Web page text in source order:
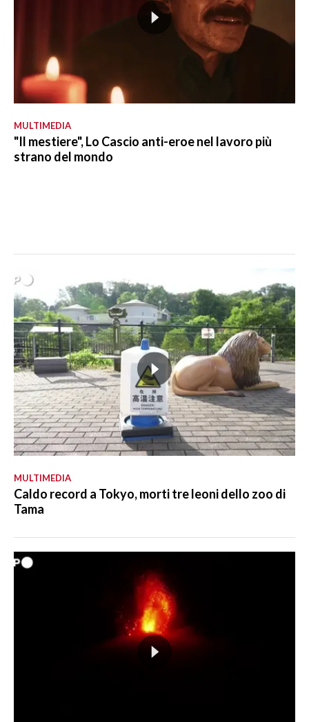
MULTIMEDIA
"Il mestiere", Lo Cascio anti-eroe nel lavoro più
strano del mondo
MULTIMEDIA
Caldo record a Tokyo, morti tre leoni dello zoo di
Tama